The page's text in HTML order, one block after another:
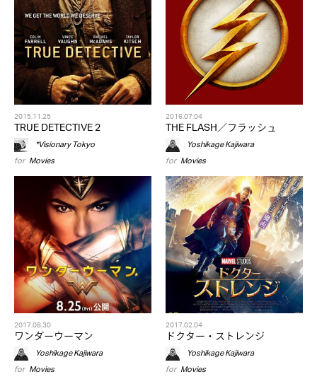
2015.11.25
TRUE DETECTIVE 2
*Visionary Tokyo
for Movies
2016.07.04
THE FLASH／フラッシュ
Yoshikage Kajiwara
for Movies
2017.08.30
ワンダーウーマン
Yoshikage Kajiwara
for Movies
2017.02.04
ドクター・ストレンジ
Yoshikage Kajiwara
for Movies